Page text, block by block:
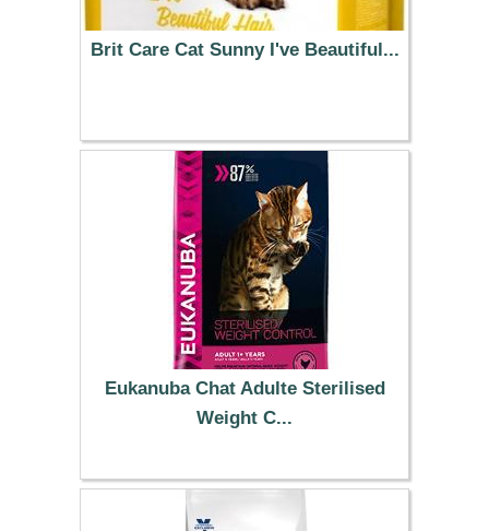
Brit Care Cat Sunny I've Beautiful...
13.99 €
Eukanuba Chat Adulte Sterilised
Weight C...
49.99 €